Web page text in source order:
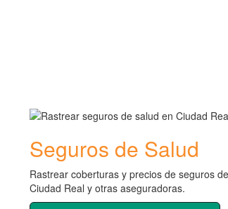
Seguros de Salud
Rastrear coberturas y precios de seguros
Ciudad Real y otras aseguradoras.